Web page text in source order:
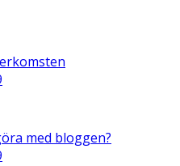
med bloggen?